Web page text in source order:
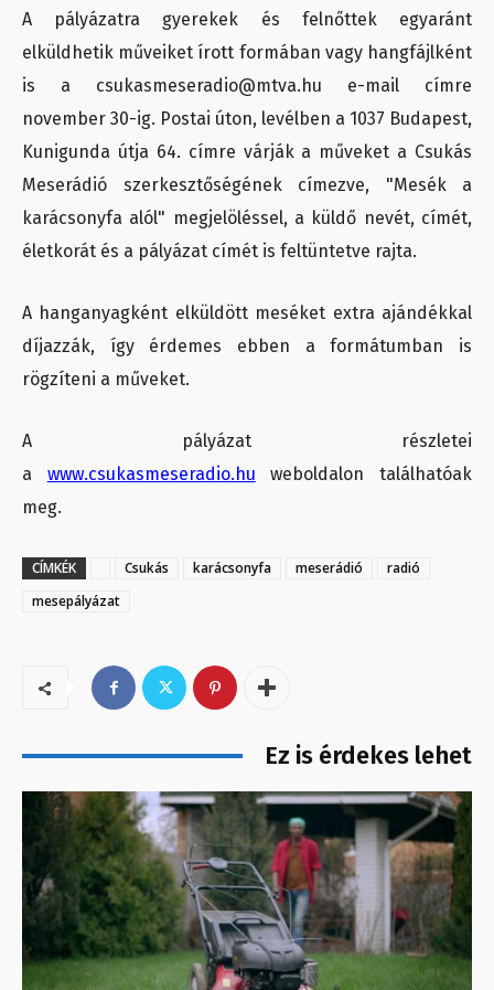
A pályázatra gyerekek és felnőttek egyaránt
elküldhetik műveiket írott formában vagy hangfájlként
is a csukasmeseradio@mtva.hu e-mail címre
november 30-ig. Postai úton, levélben a 1037 Budapest,
Kunigunda útja 64. címre várják a műveket a Csukás
Meserádió szerkesztőségének címezve, "Mesék a
karácsonyfa alól" megjelöléssel, a küldő nevét, címét,
életkorát és a pályázat címét is feltüntetve rajta.
A hanganyagként elküldött meséket extra ajándékkal
díjazzák, így érdemes ebben a formátumban is
rögzíteni a műveket.
A pályázat részletei
a www.csukasmeseradio.hu weboldalon találhatóak
meg.
CÍMKÉK Csukás karácsonyfa meserádió
radió
mesepályázat
Ez is érdekes lehet